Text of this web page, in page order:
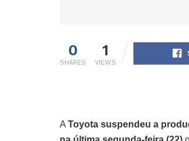
0
SHARES
1
VIEWS
A Toyota suspendeu a